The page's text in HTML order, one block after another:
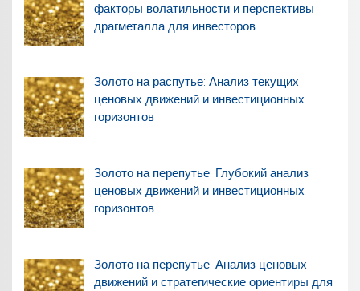
факторы волатильности и перспективы
драгметалла для инвесторов
Золото на распутье: Анализ текущих
ценовых движений и инвестиционных
горизонтов
Золото на перепутье: Глубокий анализ
ценовых движений и инвестиционных
горизонтов
Золото на перепутье: Анализ ценовых
движений и стратегические ориентиры для